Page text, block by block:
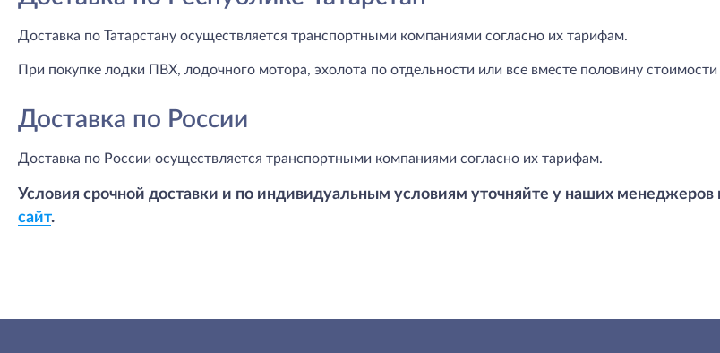
Доставка по Татарстану осуществляется транспортными компаниями согласно их тарифам.
При покупке лодки ПВХ, лодочного мотора, эхолота по отдельности или все вместе половину стоимости
Доставка по России
Доставка по России осуществляется транспортными компаниями согласно их тарифам.
Условия срочной доставки и по индивидуальным условиям уточняйте у наших менеджеров
сайт.